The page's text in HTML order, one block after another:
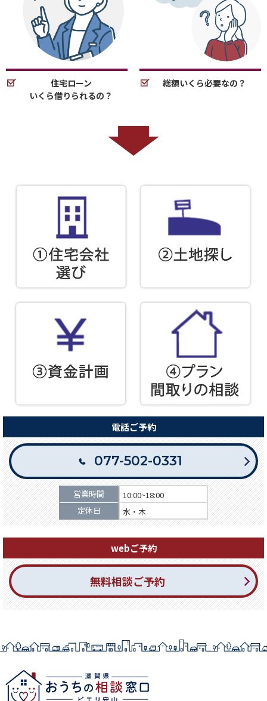
住宅ローン
いくら借りられるの？
総額いくら必要なの？
電話ご予約
077-502-0331
営業時間
10:00~18:00
定休日
水・木
webご予約
無料相談ご予約